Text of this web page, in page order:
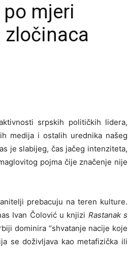
mjeri
zločinaca
srpskih političkih lidera,
medija i ostalih urednika našeg
je slabijeg, čas jačeg intenziteta,
pojma čije značenje nije
prebacuju na teren kulture.
Ivan Čolović u knjizi Rastanak s
dominira “shvatanje nacije koje
se doživljava kao metafizička ili